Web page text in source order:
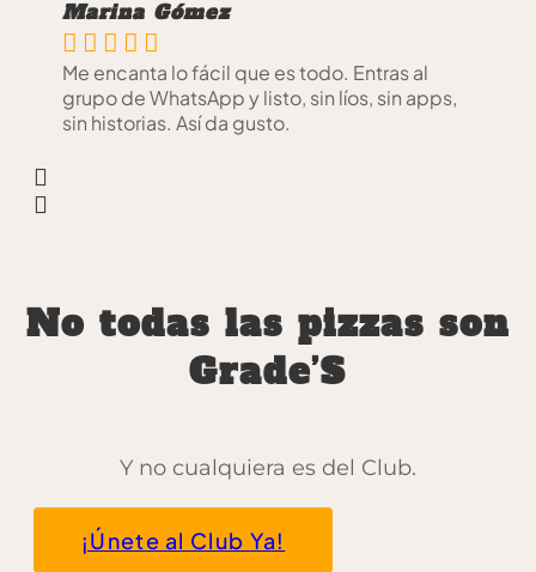
Marina Gómez
    
Me encanta lo fácil que es todo. Entras al
grupo de WhatsApp y listo, sin líos, sin apps,
sin historias. Así da gusto.
No todas las pizzas son
Grade’S
Y no cualquiera es del Club.
¡Únete al Club Ya!